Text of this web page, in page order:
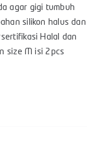
agar gigi tumbuh
silikon halus dan
Halal dan
size M isi 2pcs